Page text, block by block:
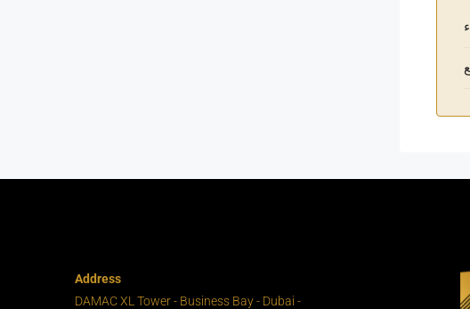
Address
DAMAC XL Tower - Business Bay - Dubai -